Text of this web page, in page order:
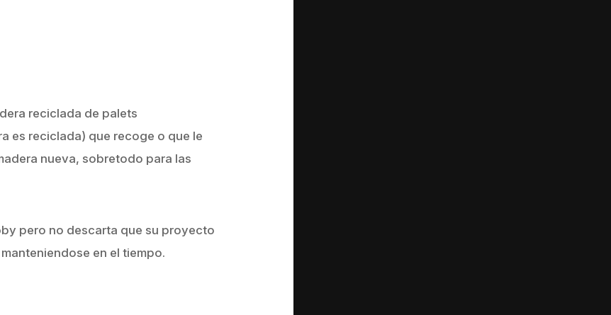
reciclada de palets
es reciclada) que recoge o que le
nueva, sobretodo para las
pero no descarta que su proyecto
en el tiempo.